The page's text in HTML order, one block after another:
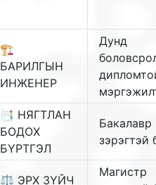
🏗️
БАРИЛГЫН
ИНЖЕНЕР
Дунд
📑 НЯГТЛАН
БОДОХ
БҮРТГЭЛ
Бакалавр
зэрэгтэй
⚖️ ЭРХ ЗҮЙЧ
Магистр